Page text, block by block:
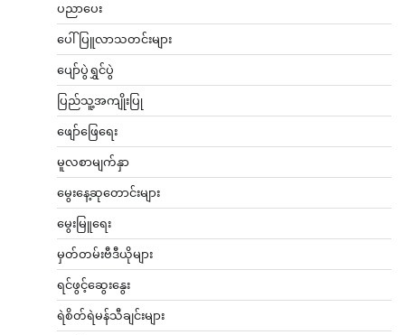
ပညာပေး
ပေါ်ပြူလာသတင်းများ
ပျော်ပွဲရွှင်ပွဲ
ပြည်သူ့အကျိုးပြု
ဖျော်ဖြေရေး
မူလစာမျက်နှာ
မွေးနေ့ဆုတောင်းများ
မွေးမြူရေး
မှတ်တမ်းဗီဒီယိုများ
ရင်ဖွင့်ဆွေးနွေး
ရဲစိတ်ရဲမန်သီချင်းများ